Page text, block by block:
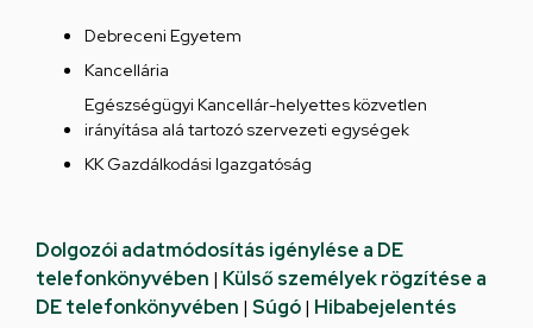
Debreceni Egyetem
Kancellária
Egészségügyi Kancellár-helyettes közvetlen
irányítása alá tartozó szervezeti egységek
KK Gazdálkodási Igazgatóság
Dolgozói adatmódosítás igénylése a DE
telefonkönyvében | Külső személyek rögzítése a
DE telefonkönyvében | Súgó| Hibabejelentés